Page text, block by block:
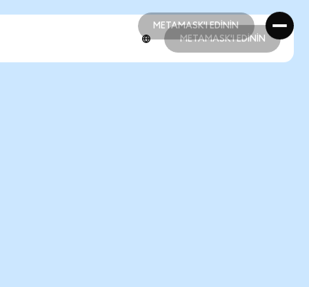
METAMASK'I EDİNİN
METAMASK'I EDİNİN
METAMASK'I EDİNİN